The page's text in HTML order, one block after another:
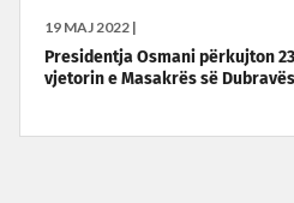
19 MAJ 2022 |
Presidentja Osmani përkujton 23
vjetorin e Masakrës së Dubravës